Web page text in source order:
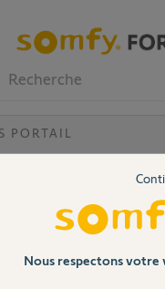
PORTAIL
bloquer
entendu parler de la
le portail moteur Elixo
Nous respectons votre